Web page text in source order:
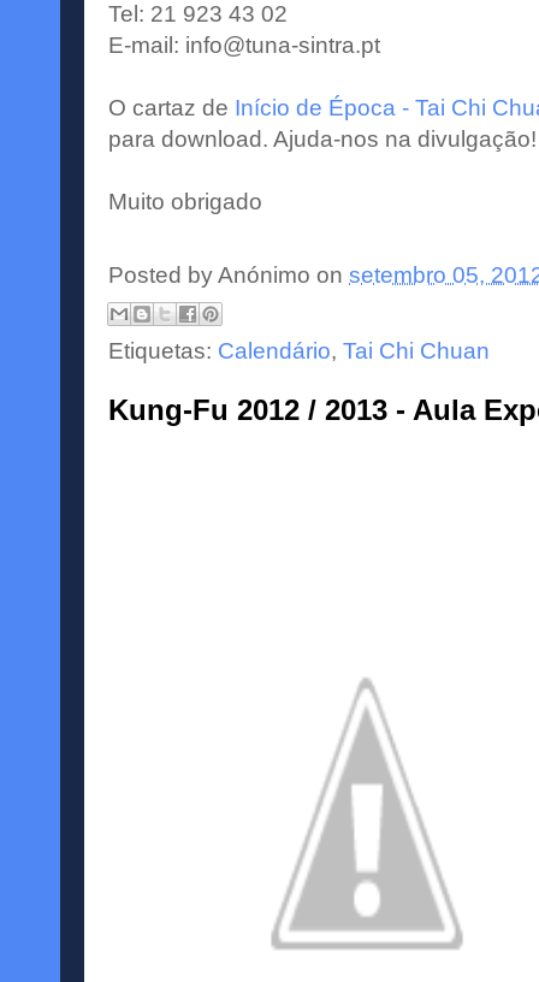
Tel: 21 923 43 02
E-mail: info@tuna-sintra.pt
O cartaz de Início de Época - Tai Chi
para download. Ajuda-nos na divulgação!
Muito obrigado
Posted byAnónimo on setembro 05,
Etiquetas: Calendário, Tai Chi Chuan
Kung-Fu 2012 / 2013 - Aula